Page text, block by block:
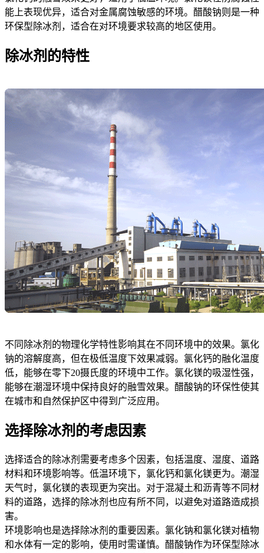
能上表现优异，适合对金属腐蚀敏感的环境。醋酸钠则是一种
环保型除冰剂，适合在对环境要求较高的地区使用。
除冰剂的特性
不同除冰剂的物理化学特性影响其在不同环境中的效果。氯化
钠的溶解度高，但在极低温度下效果减弱。氯化钙的融化温度
低，能够在零下20摄氏度的环境中工作。氯化镁的吸湿性强，
能够在潮湿环境中保持良好的融雪效果。醋酸钠的环保性使其
在城市和自然保护区中得到广泛应用。
选择除冰剂的考虑因素
选择适合的除冰剂需要考虑多个因素，包括温度、湿度、道路
材料和环境影响等。低温环境下，氯化钙和氯化镁更为。潮湿
天气时，氯化镁的表现更为突出。对于混凝土和沥青等不同材
料的道路，选择的除冰剂也应有所不同，以避免对道路造成损
害。
环境影响也是选择除冰剂的重要因素。氯化钠和氯化镁对植物
和水体有一定的影响，使用时需谨慎。醋酸钠作为环保型除冰